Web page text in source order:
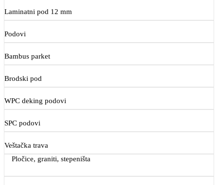
Laminatni pod 12 mm
Podovi
Bambus parket
Brodski pod
WPC deking podovi
SPC podovi
Veštačka trava
Pločice, graniti, stepeništa